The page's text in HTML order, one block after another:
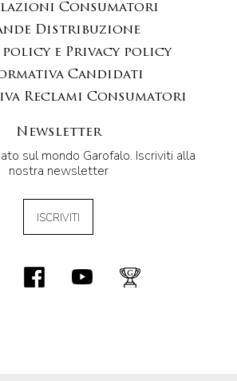
Consumatori
Distribuzione
policy e Privacy policy
Candidati
Reclami Consumatori
Newsletter
sul mondo Garofalo. Iscriviti alla
nostra newsletter
ISCRIVITI